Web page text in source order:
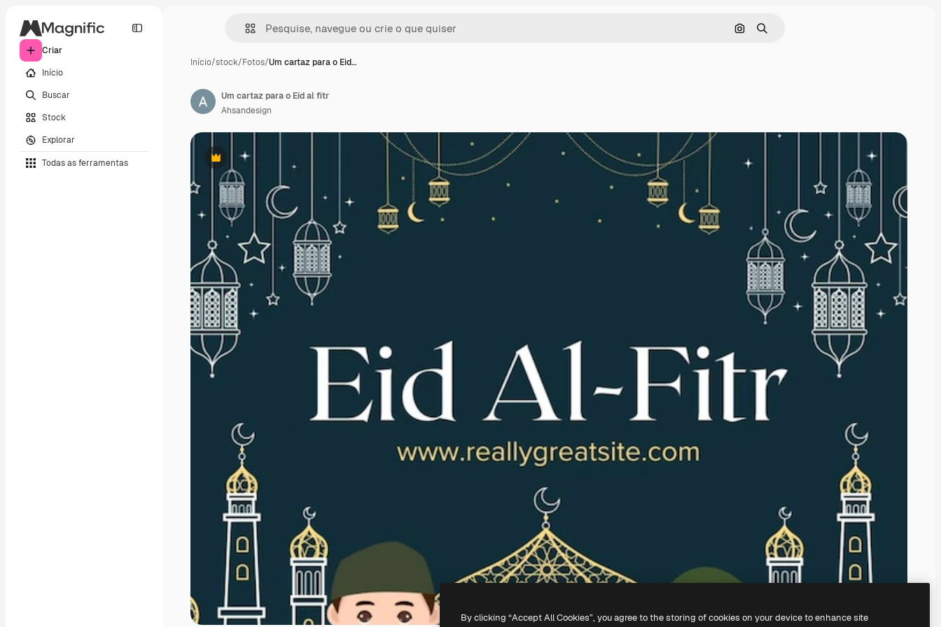
Criar
Início
Buscar
Stock
Explorar
Todas as ferramentas
Pesquisar por imagem
Buscar
Início/stock/Fotos/Um cartaz para o Eid…
Premium
Um cartaz para o Eid al fitr
Ahsandesign
By clicking “Accept All Cookies”, you agree to the storing of cookies on your device to enhance site